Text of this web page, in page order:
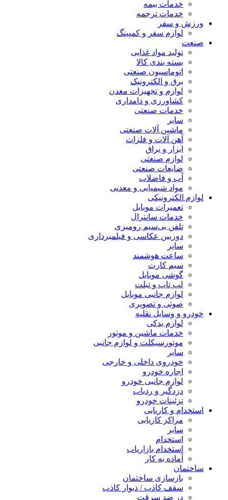
خدمات بیمه
خدمات ترجمه
ورزش و سفر
لوازم سفر و کمپینگ
صنعت
تولید مواد غذایی
بسته بندی کالا
اتوماسیون صنعتی
برق و الکترونیک
لوازم و تجهیزات معدن
کشاورزی و دامداری
خدمات صنعتی
سایر
ماشین آلات صنعتی
آهن آلات و فلزات
ابزار و یراق
لوازم صنعتی
ضایعات صنعتی
آب و فاضلاب
مواد شیمیایی و معدنی
لوازم الکترونیکی
تعمیرات موبایل
خدمات سانترال
تلفن بی‌سیم رومیزی
دوربین عکاسی و فیلمبرداری
سایر
ساعت هوشمند
سیم کارت
گوشی موبایل
لپ تاپ و تبلت
لوازم جانبی موبایل
صوتی و تصویری
خودرو و وسایل نقلیه
لوازم یدکی
خدمات ماشین و موتور
موتورسیکلت و لوازم جانبی
سایر
خودروی داخلی و خارجی
اجاره خودرو
لوازم جانبی خودرو
دزدگیر و ردیاب
تزئینات خودرو
استخدام و کاریابی
مراکز کاریابی
سایر
استخدام
استخدام بازاریاب
آماده به کار
ساختمان
بازسازی ساختمان
سقف کاذب / دیوار کاذب
در ضد سرقت